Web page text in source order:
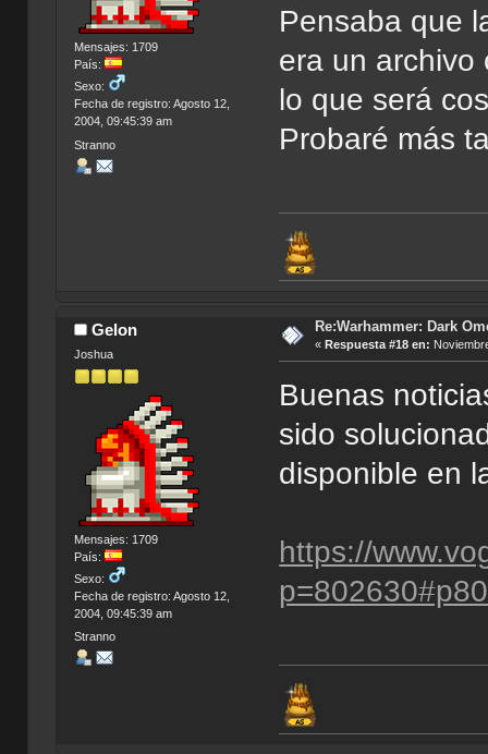
Mensajes: 1709
País:
Sexo:
Fecha de registro: Agosto 12,
2004, 09:45:39 am
Stranno
Pensaba que
era un archivo
lo que será
Probaré más
Gelon
Joshua
Mensajes: 1709
País:
Sexo:
Fecha de registro: Agosto 12,
2004, 09:45:39 am
Stranno
Re:Warhammer: Dark
« Respuesta #18 en:
Buenas
sido
disponible en
https://